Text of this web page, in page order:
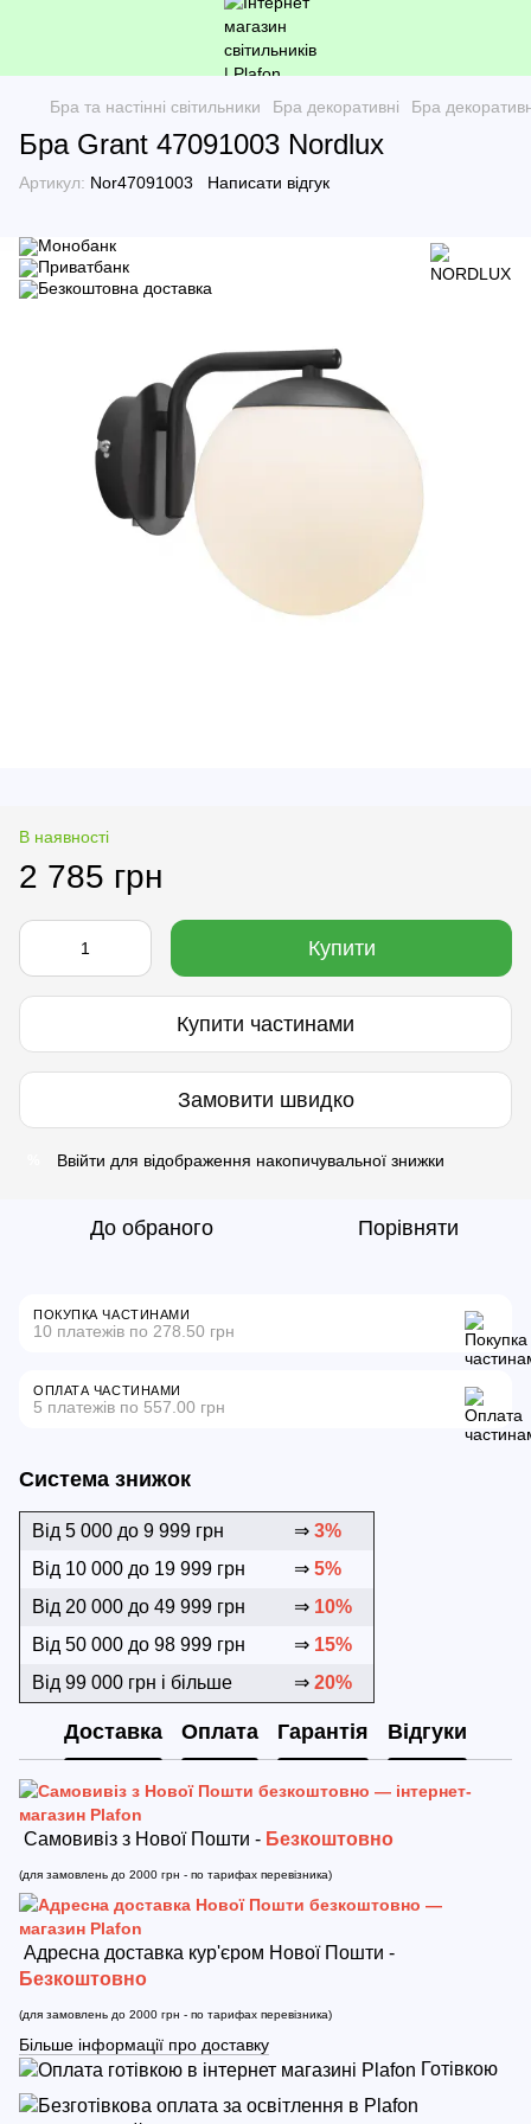
Бра та настінні світильники Бра декоративні Бра
Бра Grant 47091003 Nordlux
Артикул: Nor47091003 Написати відгук
В наявності
2 785 грн
Купити
Купити частинами
Замовити швидко
Ввійти для відображення накопичувальної знижки
До обраного Порівняти
ПОКУПКА ЧАСТИНАМИ
10 платежів по 278.50 грн
ОПЛАТА ЧАСТИНАМИ
5 платежів по 557.00 грн
Система знижок
Від 5 000 до 9 999 грн ⇒ 3%
Від 10 000 до 19 999 грн
⇒ 5%
Від 20 000 до 49 999 грн
⇒ 10%
Від 50 000 до 98 999 грн
⇒ 15%
Від 99 000 грн і більше
⇒ 20%
Доставка Оплата Гарантія Відгуки
Самовивіз з Нової Пошти - Безкоштовно
(для замовлень до 2000 грн - по тарифах перевізника)
Адресна доставка кур'єром Нової Пошти -
Безкоштовно
(для замовлень до 2000 грн - по тарифах перевізника)
Більше інформації про доставку
Готівкою